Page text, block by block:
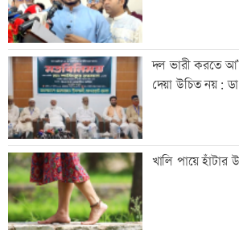
দল ভারী করতে
দেয়া উচিত নয়:
খালি পায়ে হাঁটার